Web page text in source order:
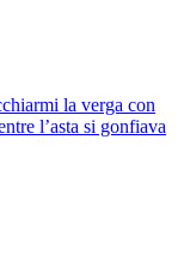
la verga con
l’asta si gonfiava